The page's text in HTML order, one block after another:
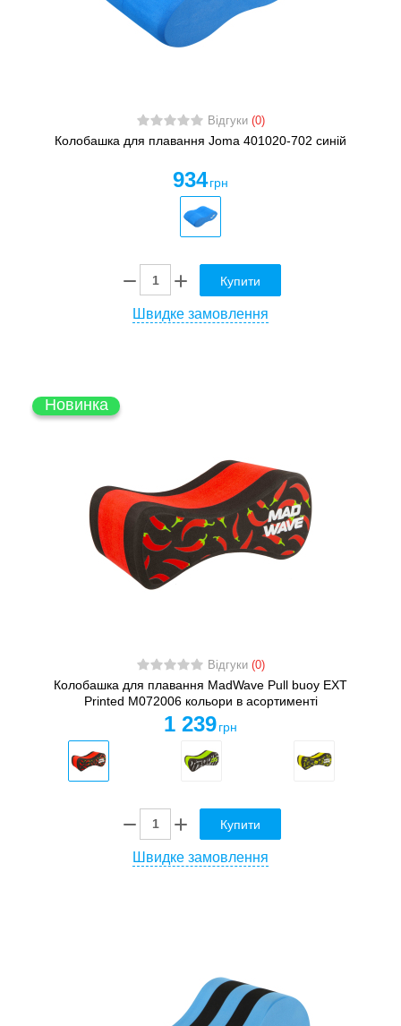
Відгуки (0)
Колобашка для плавання Joma 401020-702 синій
934 грн
Купити
Швидке замовлення
Новинка
Відгуки (0)
Колобашка для плавання MadWave Pull buoy EXT
Printed M072006 кольори в асортименті
1 239 грн
Купити
Швидке замовлення